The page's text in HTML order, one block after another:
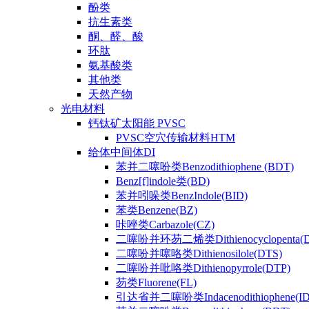
酚类
抗生素类
酮、醛、酸
环肽
氨基酸类
其他类
天然产物
光电材料
钙钛矿太阳能 PVSC
PVSC空穴传输材料HTM
给体中间体DI
苯并二噻吩类Benzodithiophene (BDT)
Benz[f]indole类(BD)
苯并吲哚类BenzIndole(BID)
苯类Benzene(BZ)
咔唑类Carbazole(CZ)
二噻吩并环芴二烯类
二噻吩并噻咯类Dithienosilole(DTS)
二噻吩并吡咯类Dithienopyrrole(DTP)
芴类Fluorene(FL)
引达省并二噻吩类